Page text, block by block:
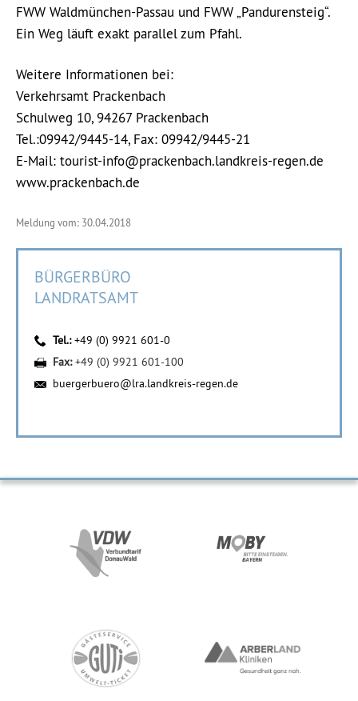
FWW Waldmünchen-Passau und FWW „Pandurensteig“.
Ein Weg läuft exakt parallel zum Pfahl.
Weitere Informationen bei:
Verkehrsamt Prackenbach
Schulweg 10, 94267 Prackenbach
Tel.:09942/9445-14, Fax: 09942/9445-21
E-Mail: tourist-info@prackenbach.landkreis-regen.de
www.prackenbach.de
Meldung vom: 30.04.2018
BÜRGERBÜRO
LANDRATSAMT
Tel.:+49 (0) 9921 601-0
Fax:+49 (0) 9921 601-100
buergerbuero@lra.landkreis-regen.de